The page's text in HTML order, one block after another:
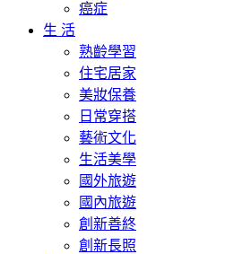
癌症
生 活
熟齡學習
住宅居家
美妝保養
日常穿搭
藝術文化
生活美學
國外旅遊
國內旅遊
創新善終
創新長照